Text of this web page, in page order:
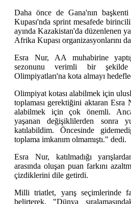
Daha önce de Gana'nın
Kupası'nda sprint mesafede
ayında Kazakistan'da düzenlenen
Afrika Kupası organizasyonlarını
Esra Nur, AA muhabirine
sezonunu verimli bir
Olimpiyatları'na kota almayı
Olimpiyat kotası alabilmek için
toplaması gerektiğini aktaran Esra
alabilmek için çok önemli.
yaşanan değişiklilerden sonra
katılabildim. Öncesinde
toplama imkanım olmamıştı." dedi.
Esra Nur, katılmadığı
arasında oluşan puan farkını
çizdiklerini dile getirdi.
Milli triatlet, yarış seçimlerinde
belirterek, "Dünya